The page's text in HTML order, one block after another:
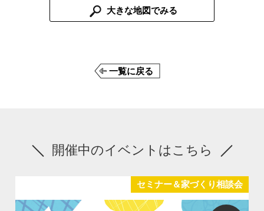
大きな地図でみる
一覧に戻る
開催中のイベントはこちら
セミナー＆家づくり相談会